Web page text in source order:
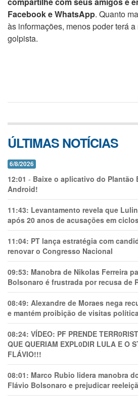
Facebook e WhatsApp. Quanto
às informações, menos poder terá
golpista.
ÚLTIMAS NOTÍCIAS
6/8/2026
12:01 - Baixe o aplicativo do Plantão
Android!
11:43: Levantamento revela que
após 20 anos de acusações em
11:04: PT lança estratégia com
renovar o Congresso Nacional
09:53: Manobra de Nikolas Ferreira
Bolsonaro é frustrada por recusa de
08:49: Alexandre de Moraes nega
e mantém proibição de visitas
08:24: VÍDEO: PF PRENDE
QUE QUERIAM EXPL0DlR LULA E O
FLÁVIO!!!
08:01: Marco Rubio lidera manobra
Flávio Bolsonaro e prejudicar